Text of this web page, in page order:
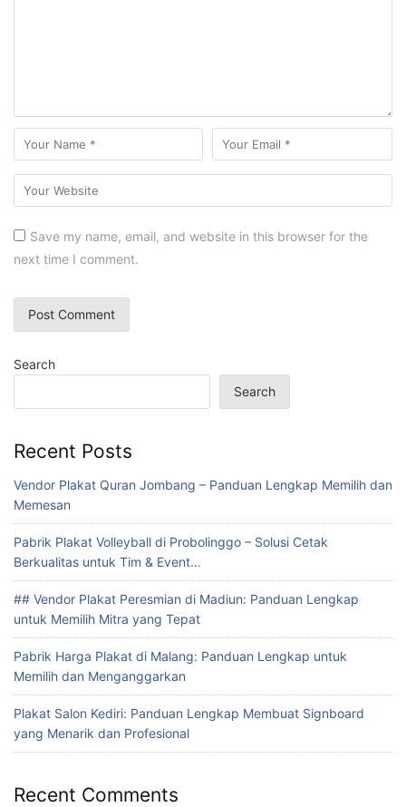
Save my name, email, and website in this browser for the
next time I comment.
Search
Search
Recent Posts
Vendor Plakat Quran Jombang – Panduan Lengkap Memilih dan
Memesan
Pabrik Plakat Volleyball di Probolinggo – Solusi Cetak
Berkualitas untuk Tim & Event…
## Vendor Plakat Peresmian di Madiun: Panduan Lengkap
untuk Memilih Mitra yang Tepat
Pabrik Harga Plakat di Malang: Panduan Lengkap untuk
Memilih dan Menganggarkan
Plakat Salon Kediri: Panduan Lengkap Membuat Signboard
yang Menarik dan Profesional
Recent Comments